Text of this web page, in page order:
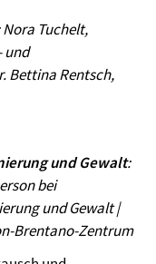
Nora Tuchelt,
und
Bettina Rentsch,
und Gewalt:
bei
und Gewalt |
Brentano-Zentrum